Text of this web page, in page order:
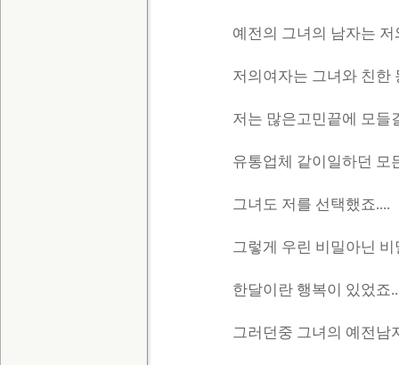
예전의 그녀의 남자는
저의여자는 그녀와 친한
저는 많은고민끝에 모들
유통업체 같이일하던 모
그녀도 저를 선택했죠....
그렇게 우린 비밀아닌
한달이란 행복이 있었죠
그러던중 그녀의 예전남